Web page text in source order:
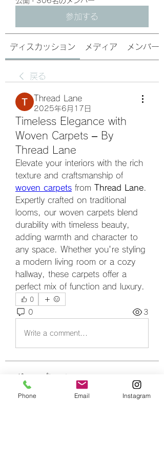
参加する
ディスカッション メディア メンバー
戻る
Thread Lane
2025年6月17日
Timeless Elegance with
Woven Carpets – By
Thread Lane
Elevate your interiors with the rich
woven carpets from Thread Lane
Expertly crafted on traditional
looms, our woven carpets blend
durability with timeless beauty,
adding warmth and character to
any space. Whether you're styling
a modern living room or a cozy
hallway, these carpets offer a
perfect mix of function and luxury.
0
0 3
Write a comment...
グループへようこそ！他のメンバー
と交流したり、最新情報をチェック
Phone Email Instagram